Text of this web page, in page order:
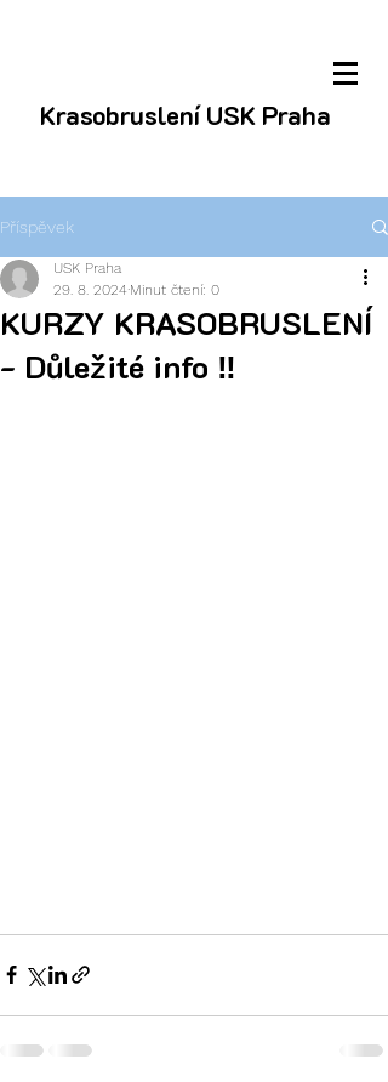
Krasobruslení USK Praha
Příspěvek
KURZY KRASOBRUSLENÍ
- Důležité info ‼️
USK Praha
29. 8. 2024 Minut čtení: 0